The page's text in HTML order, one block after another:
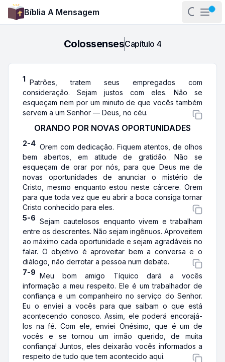
Bíblia A Mensagem
Abrir
ColossensesCapítulo 4
1 Patrões, tratem seus empregados com
consideração. Sejam justos com eles. Não se
esqueçam nem por um minuto de que vocês também
servem a um Senhor — Deus, no céu.
ORANDO POR NOVAS OPORTUNIDADES
2-4 Orem com dedicação. Fiquem atentos, de olhos
bem abertos, em atitude de gratidão. Não se
esqueçam de orar por nós, para que Deus me de
novas oportunidades de anunciar o mistério de
Cristo, mesmo enquanto estou neste cárcere. Orem
para que toda vez que eu abrir a boca consiga tornar
Cristo conhecido para eles.
5-6 Sejam cautelosos enquanto vivem e trabalham
entre os descrentes. Não sejam ingênuos. Aproveitem
ao máximo cada oportunidade e sejam agradáveis no
falar. O objetivo é aproveitar bem a conversa e o
diálogo, não derrotar a pessoa num debate.
7-9 Meu bom amigo Tíquico dará a vocês
informação a meu respeito. Ele é um trabalhador de
confiança e um companheiro no serviço do Senhor.
Eu o enviei a vocês para que saibam o que está
acontecendo conosco. Assim, ele poderá encorajá-
los na fé. Com ele, enviei Onésimo, que é um de
vocês e se tornou um irmão querido, de muita
confiança! Juntos, eles deixarão vocês informados a
respeito de tudo que tem acontecido aqui.